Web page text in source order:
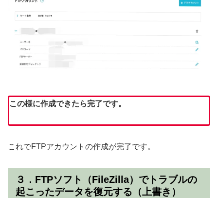
この様に作成できたら完了です。
これでFTPアカウントの作成が完了です。
３．FTPソフト（FileZilla）でトラブルの
起こったデータを復元する（上書き）